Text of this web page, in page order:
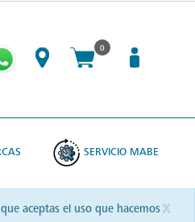
0
SERVICIO MABE
x
aceptas el uso que hacemos